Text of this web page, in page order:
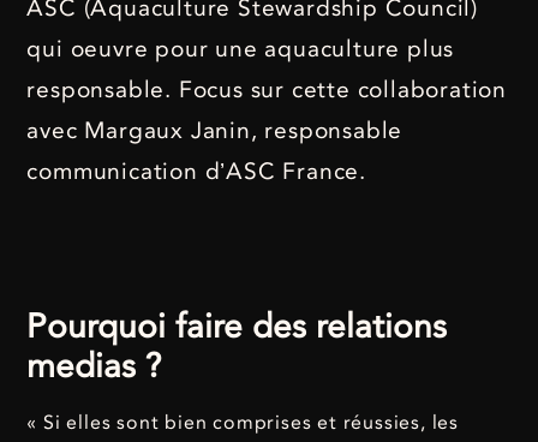
ASC (Aquaculture Stewardship Council)
qui oeuvre pour une aquaculture plus
responsable. Focus sur cette collaboration
avec Margaux Janin, responsable
communication d’ASC France.
Pourquoi faire des relations
medias ?
« Si elles sont bien comprises et réussies, les